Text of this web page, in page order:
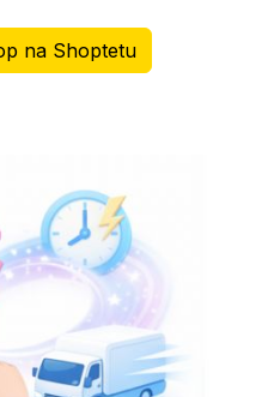
na Shoptetu